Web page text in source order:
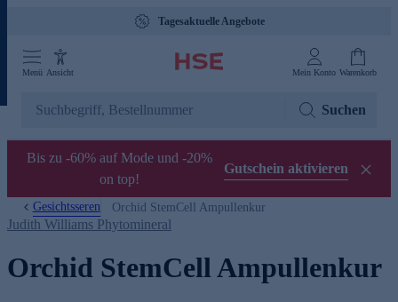
Tagesaktuelle Angebote
Menü Ansicht Mein Konto Warenkorb
Suchen
Bis zu -60% auf Mode und -20%
on top!
Gutschein aktivieren
Gesichtsseren Orchid StemCell Ampullenkur
Judith Williams Phytomineral
Orchid StemCell Ampullenkur